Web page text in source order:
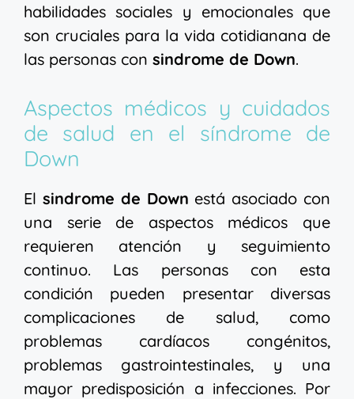
habilidades sociales y emocionales que
son cruciales para la vida cotidianana de
las personas con sindrome de Down.
Aspectos médicos y cuidados
de salud en el síndrome de
Down
El sindrome de Down está asociado con
una serie de aspectos médicos que
requieren atención y seguimiento
continuo. Las personas con esta
condición pueden presentar diversas
complicaciones de salud, como
problemas cardíacos congénitos,
problemas gastrointestinales, y una
mayor predisposición a infecciones. Por